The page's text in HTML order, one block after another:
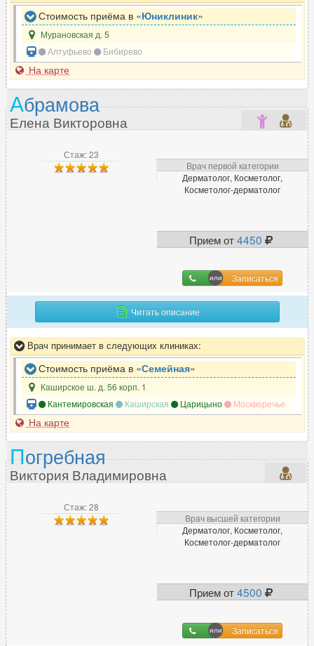
Стоимость приёма в «Юниклиник»
Мурановская д. 5
Алтуфьево
Бибирево
На карте
Стаж: 23
Врач первой категории
Дерматолог, Косметолог,
Косметолог-дерматолог
Прием от4450
Записаться
Абрамова
Елена Викторовна
Читать описание
Врач принимает в следующих клиниках:
Стоимость приёма в «Семейная»
Каширское ш. д. 56 корп. 1
Кантемировская
Каширская Царицыно Москворечье
На карте
Стаж: 28
Врач высшей категории
Дерматолог, Косметолог,
Косметолог-дерматолог
Прием от4500
Записаться
Погребная
Виктория Владимировна